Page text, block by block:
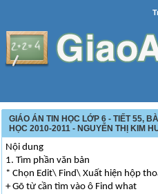
GIÁO ÁN TIN HỌC LỚP 6 - TIẾT 55,
HỌC 2010-2011 - NGUYỄN THỊ KIM
Nội dung
1. Tìm phần văn bản
* Chọn Edit\ Find\ Xuất hiện hộp
+ Gõ từ cần tìm vào ô Find what